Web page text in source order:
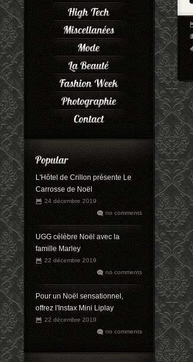
L'Hôtel de Crillon présente Le
Carrosse de Noël
24 décembre 2019
no comments
UGG célèbre Noël avec la
famille Marley
22 décembre 2019
no comments
Pour un Noël sensationnel,
offrez l'Instax Mini Liplay
22 décembre 2019
no comments